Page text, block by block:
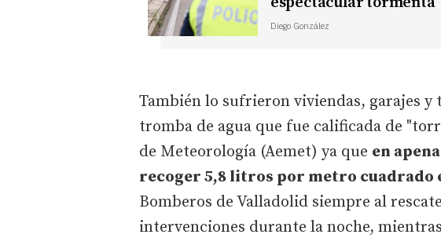
Diego González
También lo sufrieron viviendas, garajes
tromba de agua que fue calificada de
de Meteorología (Aemet) ya que en
recoger 5,8 litros por metro cuadrado
Bomberos de Valladolid siempre al
intervenciones durante la noche,